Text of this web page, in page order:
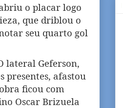
o placar logo
que driblou o
seu quarto gol
lateral Geferson,
presentes, afastou
ficou com
Oscar Brizuela